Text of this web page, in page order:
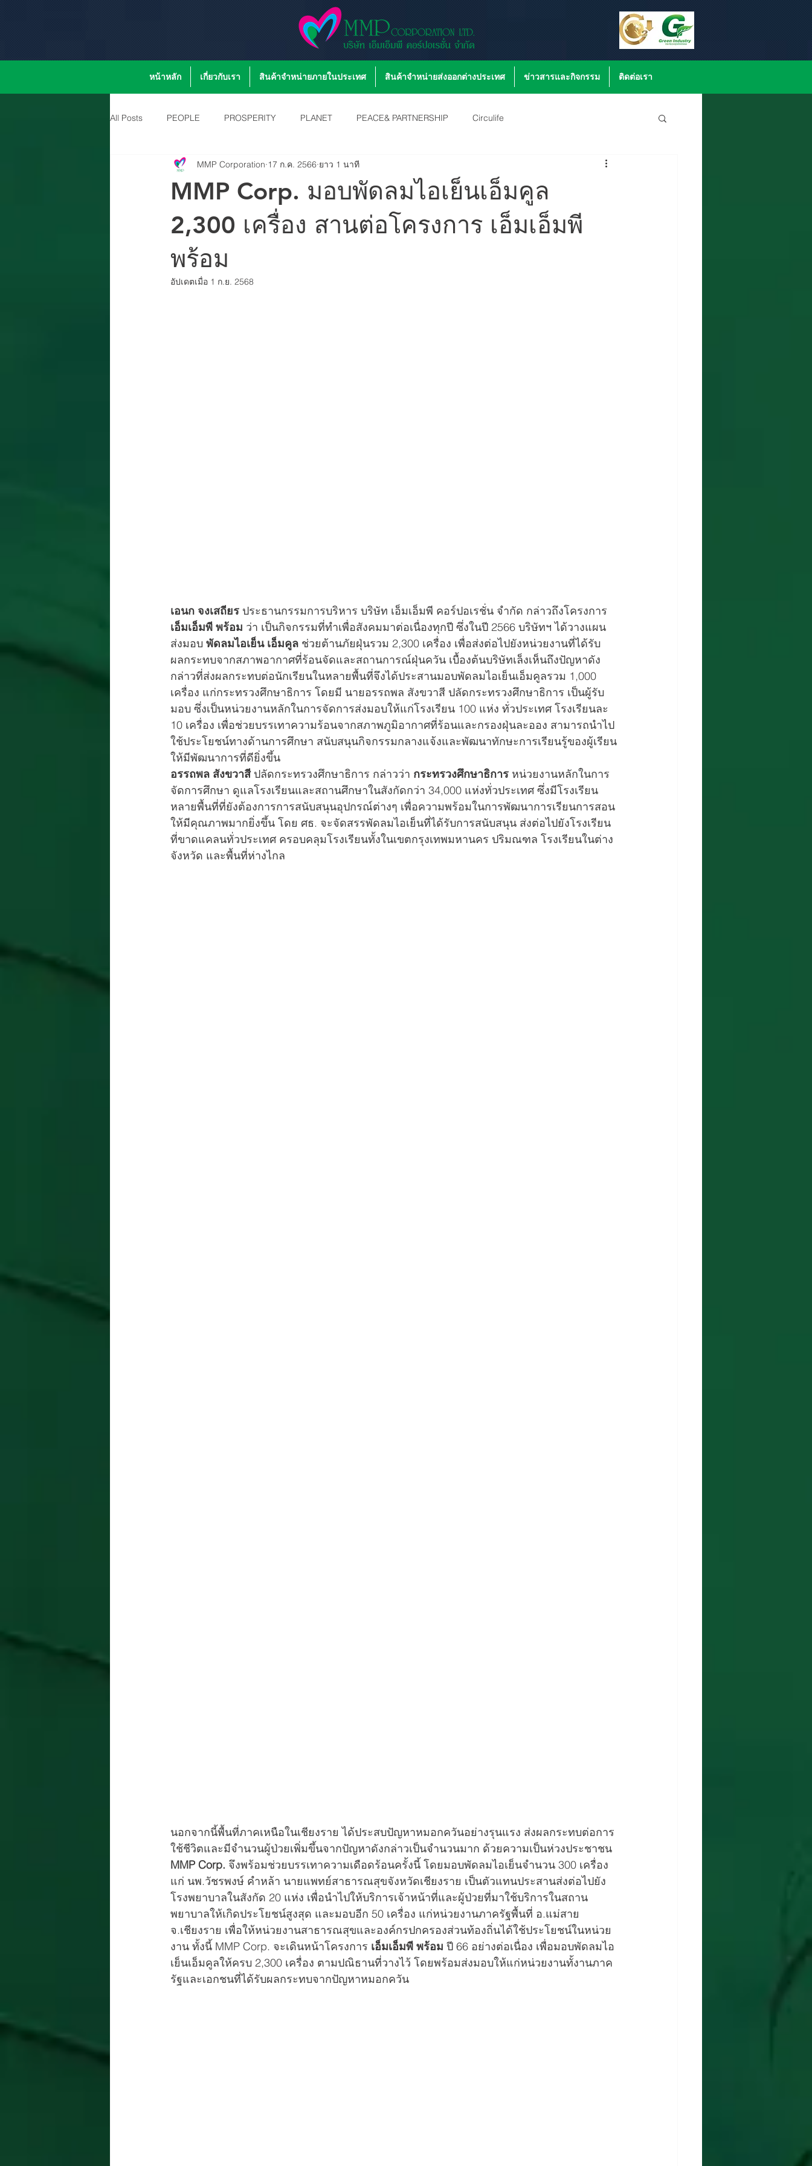
หน้าหลัก เกี่ยวกับเรา สินค้าจำหน่ายภายในประเทศ สินค้าจำหน่ายส่งออกต่างประเทศ ข่าวสารและกิจกรรม ติดต่อเรา
All Posts PEOPLE PROSPERITY PLANET PEACE& PARTNERSHIP Circulife
MMP Corp. มอบพัดลมไอเย็นเอ็มคูล
2,300 เครื่อง สานต่อโครงการ เอ็มเอ็มพี
พร้อม
MMP Corporation 17 ก.ค. 2566 ยาว 1 นาที
อัปเดตเมื่อ 1 ก.ย. 2568
เอนก จงเสถียร ประธานกรรมการบริหาร บริษัท เอ็มเอ็มพี คอร์ปอเรชั่น จำกัด กล่าวถึงโครงการ
เอ็มเอ็มพี พร้อม ว่า เป็นกิจกรรมที่ทำเพื่อสังคมมาต่อเนื่องทุกปี ซึ่งในปี 2566 บริษัทฯ ได้วางแผน
ส่งมอบ พัดลมไอเย็น เอ็มคูล ช่วยต้านภัยฝุ่นรวม 2,300 เครื่อง เพื่อส่งต่อไปยังหน่วยงานที่ได้รับ
ผลกระทบจากสภาพอากาศที่ร้อนจัดและสถานการณ์ฝุ่นควัน เบื้องต้นบริษัทเล็งเห็นถึงปัญหาดัง
กล่าวที่ส่งผลกระทบต่อนักเรียนในหลายพื้นที่จึงได้ประสานมอบพัดลมไอเย็นเอ็มคูลรวม 1,000
เครื่อง แก่กระทรวงศึกษาธิการ โดยมี นายอรรถพล สังขวาสี ปลัดกระทรวงศึกษาธิการ เป็นผู้รับ
มอบ ซึ่งเป็นหน่วยงานหลักในการจัดการส่งมอบให้แก่โรงเรียน 100 แห่ง ทั่วประเทศ โรงเรียนละ
10 เครื่อง เพื่อช่วยบรรเทาความร้อนจากสภาพภูมิอากาศที่ร้อนและกรองฝุ่นละออง สามารถนำไป
ใช้ประโยชน์ทางด้านการศึกษา สนับสนุนกิจกรรมกลางแจ้งและพัฒนาทักษะการเรียนรู้ของผู้เรียน
ให้มีพัฒนาการที่ดียิ่งขึ้น
อรรถพล สังขวาสี ปลัดกระทรวงศึกษาธิการ กล่าวว่า กระทรวงศึกษาธิการ หน่วยงานหลักในการ
จัดการศึกษา ดูแลโรงเรียนและสถานศึกษาในสังกัดกว่า 34,000 แห่งทั่วประเทศ ซึ่งมีโรงเรียน
หลายพื้นที่ที่ยังต้องการการสนับสนุนอุปกรณ์ต่างๆ เพื่อความพร้อมในการพัฒนาการเรียนการสอน
ให้มีคุณภาพมากยิ่งขึ้น โดย ศธ. จะจัดสรรพัดลมไอเย็นที่ได้รับการสนับสนุน ส่งต่อไปยังโรงเรียน
ที่ขาดแคลนทั่วประเทศ ครอบคลุมโรงเรียนทั้งในเขตกรุงเทพมหานคร ปริมณฑล โรงเรียนในต่าง
จังหวัด และพื้นที่ห่างไกล
นอกจากนี้พื้นที่ภาคเหนือในเชียงราย ได้ประสบปัญหาหมอกควันอย่างรุนแรง ส่งผลกระทบต่อการ
ใช้ชีวิตและมีจำนวนผู้ป่วยเพิ่มขึ้นจากปัญหาดังกล่าวเป็นจำนวนมาก ด้วยความเป็นห่วงประชาชน
MMP Corp. จึงพร้อมช่วยบรรเทาความเดือดร้อนครั้งนี้ โดยมอบพัดลมไอเย็นจำนวน 300 เครื่อง
แก่ นพ.วัชรพงษ์ คำหล้า นายแพทย์สาธารณสุขจังหวัดเชียงราย เป็นตัวแทนประสานส่งต่อไปยัง
โรงพยาบาลในสังกัด 20 แห่ง เพื่อนำไปให้บริการเจ้าหน้าที่และผู้ป่วยที่มาใช้บริการในสถาน
พยาบาลให้เกิดประโยชน์สูงสุด และมอบอีก 50 เครื่อง แก่หน่วยงานภาครัฐพื้นที่ อ.แม่สาย
จ.เชียงราย เพื่อให้หน่วยงานสาธารณสุขและองค์กรปกครองส่วนท้องถิ่นได้ใช้ประโยชน์ในหน่วย
งาน ทั้งนี้ MMP Corp. จะเดินหน้าโครงการ เอ็มเอ็มพี พร้อม ปี 66 อย่างต่อเนื่อง เพื่อมอบพัดลมไอ
เย็นเอ็มคูลให้ครบ 2,300 เครื่อง ตามปณิธานที่วางไว้ โดยพร้อมส่งมอบให้แก่หน่วยงานทั้งานภาค
รัฐและเอกชนที่ได้รับผลกระทบจากปัญหาหมอกควัน